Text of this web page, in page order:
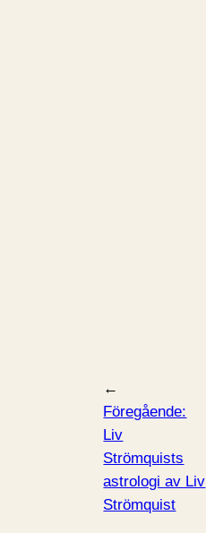
←
Föregående:
Liv
Strömquists
astrologi av Liv
Strömquist